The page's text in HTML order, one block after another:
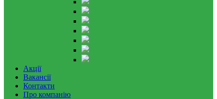
Акції
Вакансії
Контакти
Про компанію